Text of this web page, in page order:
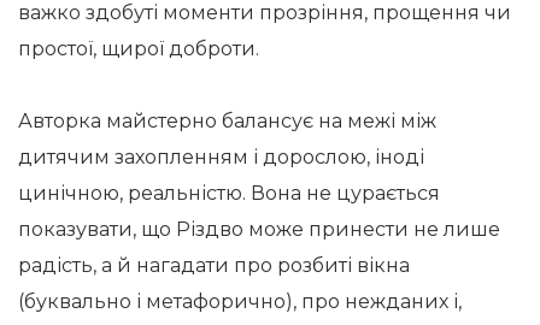
важко здобуті моменти прозріння, прощення чи
простої, щирої доброти.
Авторка майстерно балансує на межі між
дитячим захопленням і дорослою, іноді
цинічною, реальністю. Вона не цурається
показувати, що Різдво може принести не лише
радість, а й нагадати про розбиті вікна
(буквально і метафорично), про нежданих і,